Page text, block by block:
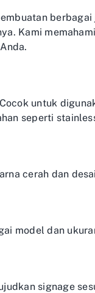
Kami
untuk
seperti
cerah dan
model dan
signage